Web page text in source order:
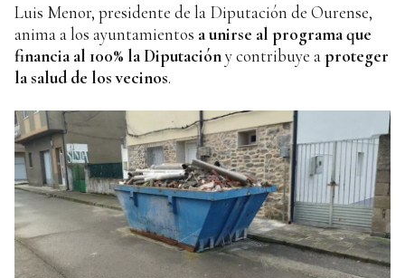
Luis Menor, presidente de la Diputación de Ourense,
anima a los ayuntamientos a unirse al programa que
financia al 100% la Diputacióny contribuye aproteger
la salud de los vecinos.